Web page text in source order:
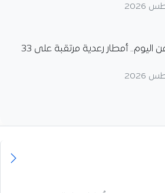
ابتداء من اليوم.. أمطار رعدية مرتقبة على 33